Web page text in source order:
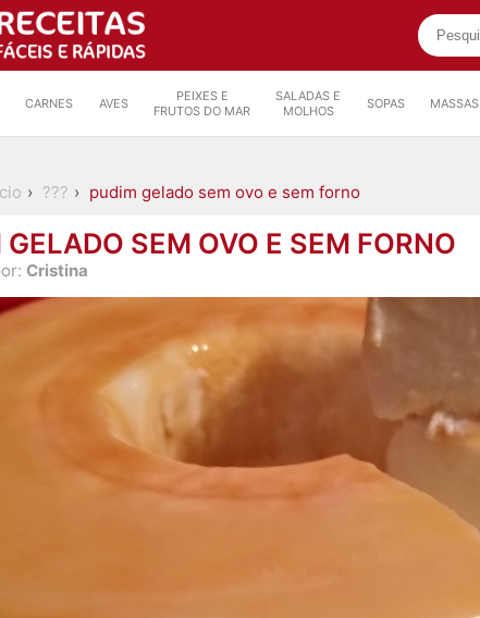
CARNES AVES
PEIXES E
FRUTOS DO MAR
SALADAS E
MOLHOS
SOPAS MASSAS
??? pudim gelado sem ovo e sem forno
GELADO SEM OVO E SEM FORNO
Cristina